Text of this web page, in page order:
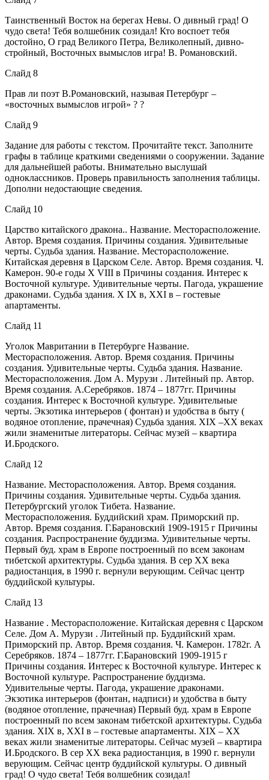
Таинственный Восток на берегах Невы. О дивный град! О
чудо света! Тебя волшебник созидал! Кто воспоет тебя
достойно, О град Великого Петра, Великолепный, дивно-
стройный, Восточных вымыслов игра! В. Романовский.
Слайд 8
Прав ли поэт В.Романовский, называя Петербург –
«восточных вымыслов игрой» ? ?
Слайд 9
Задание для работы с текстом. Прочитайте текст. Заполните
графы в таблице краткими сведениями о сооружении. Задание
для дальнейшей работы. Внимательно выслушай
одноклассников. Проверь правильность заполнения таблицы.
Дополни недостающие сведения.
Слайд 10
Царство китайского дракона.. Название. Месторасположение.
Автор. Время создания. Причины создания. Удивительные
черты. Судьба здания. Название. Месторасположение.
Китайская деревня в Царском Селе. Автор. Время создания. Ч.
Камерон. 90-е годы Х VIII в Причины создания. Интерес к
Восточной культуре. Удивительные черты. Пагода, украшение
драконами. Судьба здания. X IX в, XXI в – гостевые
апартаменты.
Слайд 11
Уголок Мавритании в Петербурге Название.
Месторасположения. Автор. Время создания. Причины
создания. Удивительные черты. Судьба здания. Название.
Месторасположения. Дом А. Мурузи . Литейный пр. Автор.
Время создания. А.Серебряков. 1874 – 1877гг. Причины
создания. Интерес к Восточной культуре. Удивительные
черты. Экзотика интерьеров ( фонтан) и удобства в быту (
водяное отопление, прачечная) Судьба здания. XIX –XX веках
жили знаменитые литераторы. Сейчас музей – квартира
И.Бродского.
Слайд 12
Название. Месторасположения. Автор. Время создания.
Причины создания. Удивительные черты. Судьба здания.
Петербургский уголок Тибета. Название.
Месторасположения. Буддийский храм. Приморский пр.
Автор. Время создания. Г.Барановский 1909-1915 г Причины
создания. Распространение буддизма. Удивительные черты.
Первый буд. храм в Европе построенный по всем законам
тибетской архитектуры. Судьба здания. В сер XX века
радиостанция, в 1990 г. вернули верующим. Сейчас центр
буддийской культуры.
Слайд 13
Название . Месторасположение. Китайская деревня с Царском
Селе. Дом А. Мурузи . Литейный пр. Буддийский храм.
Приморский пр. Автор. Время создания. Ч. Камерон. 1782г. А
Серебряков. 1874 – 1877гг. Г.Барановский 1909-1915 г
Причины создания. Интерес к Восточной культуре. Интерес к
Восточной культуре. Распространение буддизма.
Удивительные черты. Пагода, украшение драконами.
Экзотика интерьеров (фонтан, надписи) и удобства в быту
(водяное отопление, прачечная) Первый буд. храм в Европе
построенный по всем законам тибетской архитектуры. Судьба
здания. XIX в, XXI в – гостевые апартаменты. XIX – XX
веках жили знаменитые литераторы. Сейчас музей – квартира
И.Бродского. В сер XX века радиостанция, в 1990 г. вернули
верующим. Сейчас центр буддийской культуры. О дивный
град! О чудо света! Тебя волшебник созидал!